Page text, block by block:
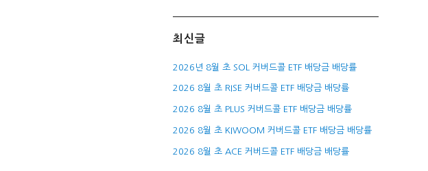
최신글
2026년 8월 초 SOL 커버드콜 ETF 배당금 배당률
2026 8월 초 RISE 커버드콜 ETF 배당금 배당률
2026 8월 초 PLUS 커버드콜 ETF 배당금 배당률
2026 8월 초 KIWOOM 커버드콜 ETF 배당금 배당률
2026 8월 초 ACE 커버드콜 ETF 배당금 배당률